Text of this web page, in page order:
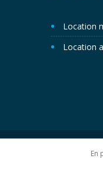
Location
Location
CopyrightEn